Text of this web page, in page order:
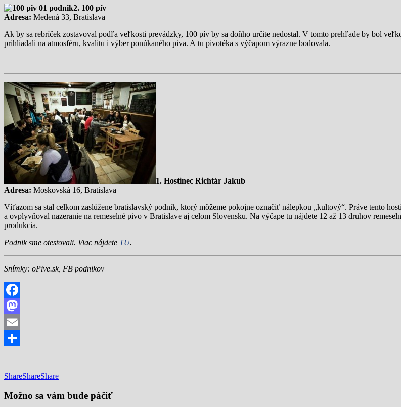
2. 100 pív
Adresa: Medená 33, Bratislava
Ak by sa rebríček zostavoval podľa veľkosti prevádzky, 100 pív by sa doňho určite nedostal. V tomto prehľade by bol
prihliadali na atmosféru, kvalitu i výber ponúkaného piva. A tu pivotéka s výčapom výrazne bodovala.
1. Hostinec Richtár Jakub
Adresa: Moskovská 16, Bratislava
Víťazom sa stal celkom zaslúžene bratislavský podnik, ktorý môžeme pokojne označiť nálepkou „kultový“. Práve tento
a ovplyvňoval nazeranie na remeselné pivo v Bratislave aj celom Slovensku. Na výčape tu nájdete 12 až 13 druhov
produkcia.
Podnik sme otestovali. Viac nájdete TU.
Snímky: oPive.sk, FB podnikov
Facebook
Mastodon
Email
ShareShareShare
Možno sa vám bude páčiť